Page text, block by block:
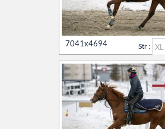
7041x4694 Str :